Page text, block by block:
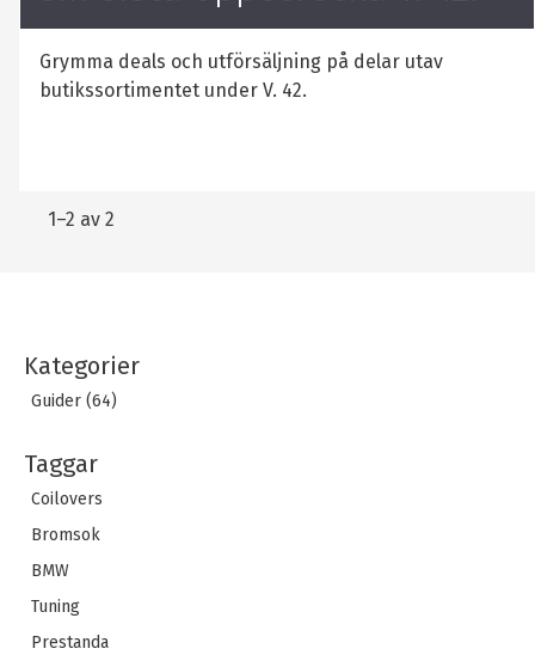
Grymma deals och utförsäljning på delar utav
butikssortimentet under V. 42.
1–2 av 2
Kategorier
Guider (64)
Taggar
Coilovers
Bromsok
BMW
Tuning
Prestanda